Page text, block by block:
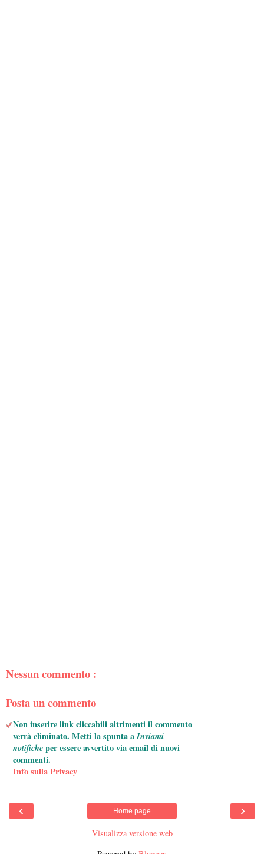
Nessun commento :
Posta un commento
Non inserire link cliccabili altrimenti il commento
verrà eliminato. Metti la spunta aInviami
notificheper essere avvertito via email di nuovi
commenti.
Info sulla Privacy
‹ ›
Home page
Visualizza versione web